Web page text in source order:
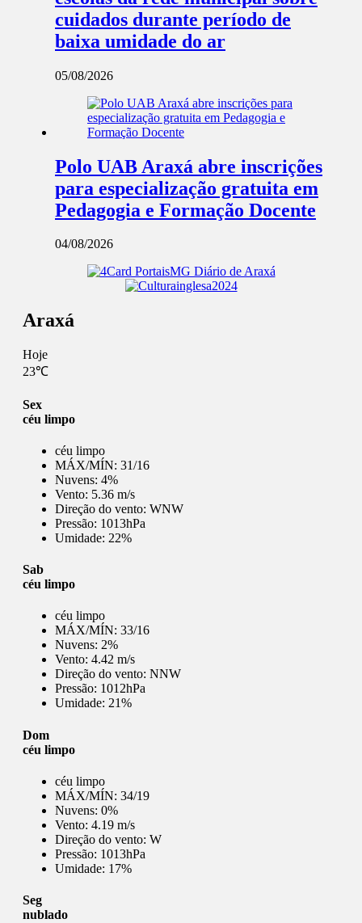
cuidados durante período de
baixa umidade do ar
05/08/2026
Polo UAB Araxá abre inscrições
para especialização gratuita em
Pedagogia e Formação Docente
04/08/2026
Araxá
Hoje
23℃
Sex
céu limpo
céu limpo
MÁX/MÍN: 31/16
Nuvens: 4%
Vento: 5.36 m/s
Direção do vento: WNW
Pressão: 1013hPa
Umidade: 22%
Sab
céu limpo
céu limpo
MÁX/MÍN: 33/16
Nuvens: 2%
Vento: 4.42 m/s
Direção do vento: NNW
Pressão: 1012hPa
Umidade: 21%
Dom
céu limpo
céu limpo
MÁX/MÍN: 34/19
Nuvens: 0%
Vento: 4.19 m/s
Direção do vento: W
Pressão: 1013hPa
Umidade: 17%
Seg
nublado